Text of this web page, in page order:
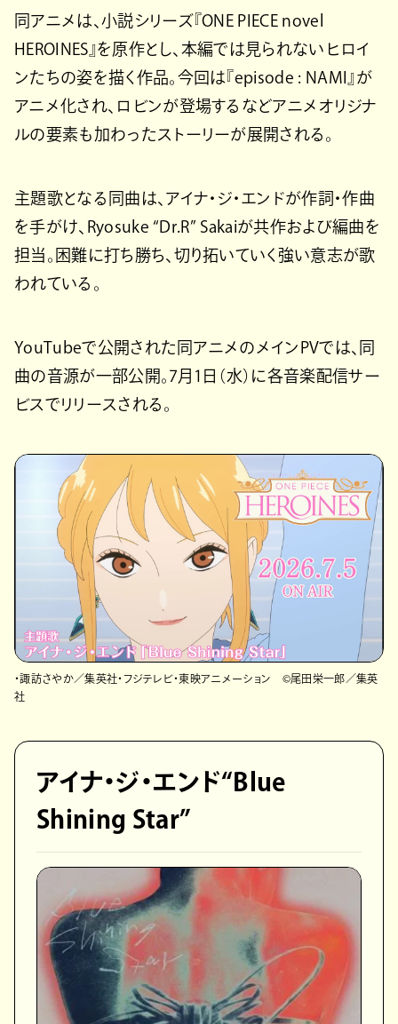
同アニメは、小説シリーズ『ONE PIECE novel
HEROINES』を原作とし、本編では見られないヒロイ
ンたちの姿を描く作品。今回は『episode : NAMI』が
アニメ化され、ロビンが登場するなどアニメオリジナ
ルの要素も加わったストーリーが展開される。
主題歌となる同曲は、アイナ・ジ・エンドが作詞・作曲
を手がけ、Ryosuke “Dr.R” Sakaiが共作および編曲を
担当。困難に打ち勝ち、切り拓いていく強い意志が歌
われている。
YouTubeで公開された同アニメのメインPVでは、同
曲の音源が一部公開。7月1日（水）に各音楽配信サー
ビスでリリースされる。
・諏訪さやか／集英社・フジテレビ・東映アニメーション ©尾⽥栄⼀郎／集英
社
アイナ・ジ・エンド“Blue
Shining Star”